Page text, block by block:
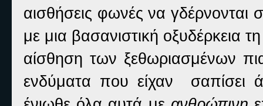
αισθήσεις φωνές να γδέρνονται
με μια βασανιστική οξυδέρκεια
αίσθηση των ξεθωριασμένων
ενδύματα που είχαν
σαπίσει